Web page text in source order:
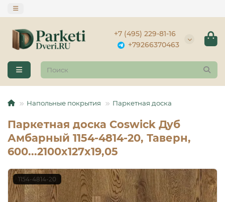
+7 (495) 229-81-16
+79266370463
Напольные покрытия Паркетная доска
Паркетная доска Coswick Дуб
Амбарный 1154-4814-20, Таверн,
600...2100x127x19,05
1154-4814-20